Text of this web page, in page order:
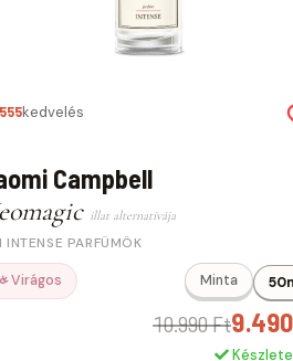
kedvelés
Campbell
illat alternatívája
INTENSE PARFÜMÖK
Virágos Minta
10.990 Ft